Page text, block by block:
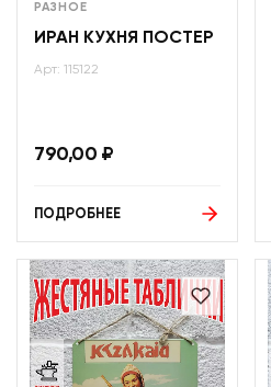
РАЗНОЕ
ИРАН КУХНЯ ПОСТЕР
Арт: 115122
790,00 ₽
ПОДРОБНЕЕ